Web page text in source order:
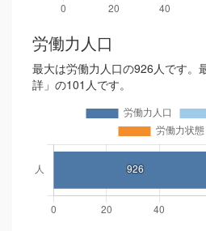
労働力人口
最大は労働力人口の926人です。
詳」の101人です。